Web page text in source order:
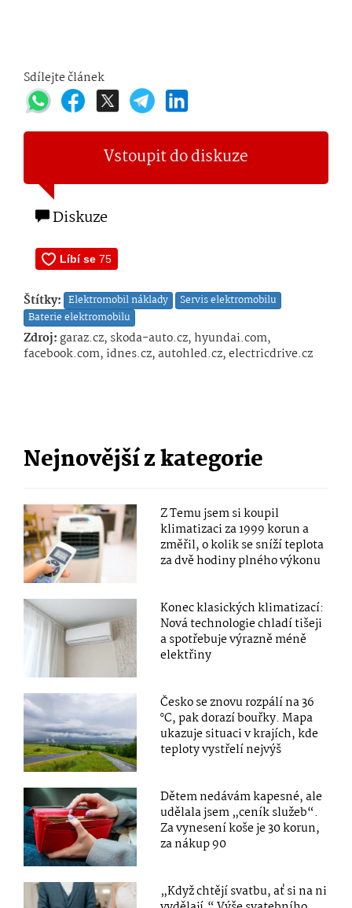
Sdílejte článek
Vstoupit do diskuze
Diskuze
Štítky: Elektromobil náklady
Servis elektromobilu
Baterie elektromobilu
Zdroj: garaz.cz, skoda-auto.cz, hyundai.com,
facebook.com, idnes.cz, autohled.cz, electricdrive.cz
Nejnovější z kategorie
Z Temu jsem si koupil
klimatizaci za 1999 korun a
změřil, o kolik se sníží teplota
za dvě hodiny plného výkonu
Konec klasických klimatizací:
Nová technologie chladí tišeji
a spotřebuje výrazně méně
elektřiny
Česko se znovu rozpálí na 36
°C, pak dorazí bouřky. Mapa
ukazuje situaci v krajích, kde
teploty vystřelí nejvýš
Dětem nedávám kapesné, ale
udělala jsem „ceník služeb“.
Za vynesení koše je 30 korun,
za nákup 90
„Když chtějí svatbu, ať si na ni